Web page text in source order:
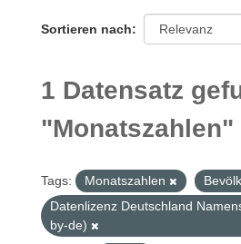
Sortieren nach
1 Datensatz
"Monatszahlen"
Tags: Monatszahlen
Datenlizenz Deutschland
by-de)